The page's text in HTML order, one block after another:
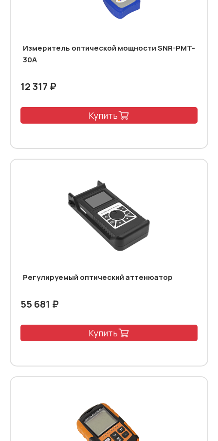
Измеритель оптической мощности SNR-PMT-
30A
12 317 ₽
Купить
Регулируемый оптический аттенюатор
55 681 ₽
Купить